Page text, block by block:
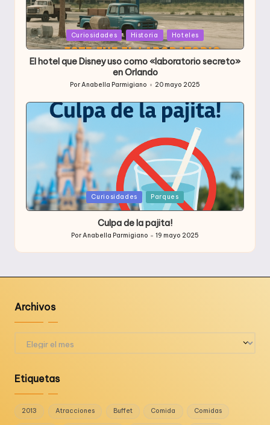
Publicada
en
Curiosidades Historia Hoteles
El hotel que Disney uso como «laboratorio secreto»
en Orlando
Publicado
por
PorAnabella Parmigiano 20 mayo 2025
Publicada
en
Curiosidades Parques
Culpa de la pajita!
por
PorAnabella Parmigiano 19 mayo 2025
Archivos
Etiquetas
2013 Atracciones Buffet Comida Comidas